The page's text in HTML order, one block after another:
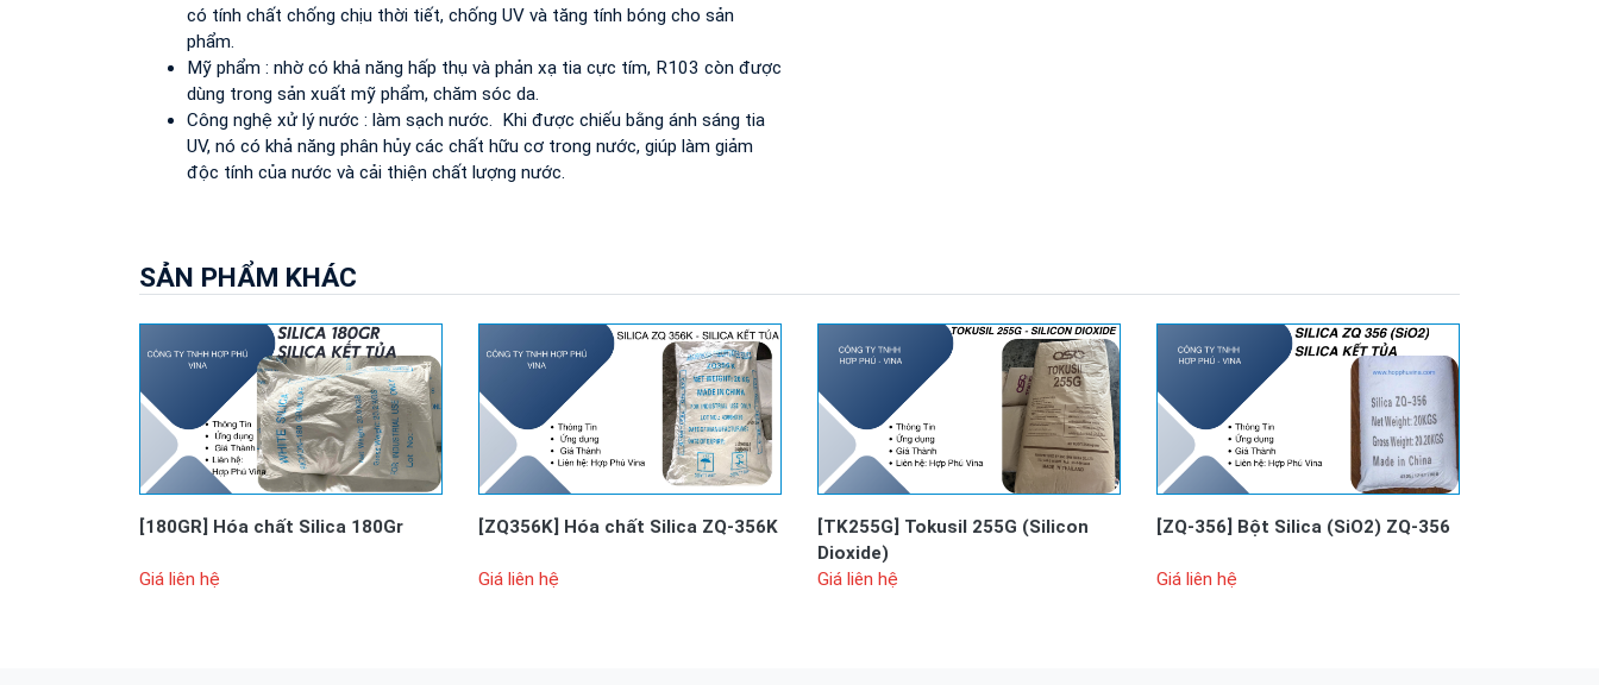
có tính chất chống chịu thời tiết, chống UV và tăng tính bóng cho sản
phẩm.
Mỹ phẩm : nhờ có khả năng hấp thụ và phản xạ tia cực tím, R103 còn được
dùng trong sản xuất mỹ phẩm, chăm sóc da.
Công nghệ xử lý nước : làm sạch nước. Khi được chiếu bằng ánh sáng tia
UV, nó có khả năng phân hủy các chất hữu cơ trong nước, giúp làm giảm
độc tính của nước và cải thiện chất lượng nước.
SẢN PHẨM KHÁC
[180GR] Hóa chất Silica 180Gr
Giá liên hệ
[ZQ356K] Hóa chất Silica ZQ-356K
Giá liên hệ
[TK255G]
Tokusil 255G (Silicon
Dioxide)
Giá liên hệ
[ZQ-356] Bột Silica (SiO2) ZQ-356
Giá liên hệ